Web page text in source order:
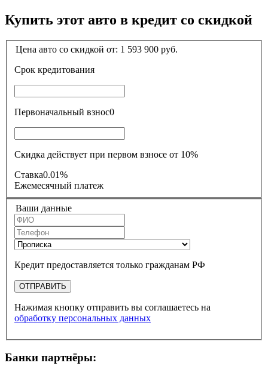
Купить этот авто в кредит со скидкой
Цена авто со скидкой от: 1 593 900 руб.
Срок кредитования
Первоначальный взнос0
Скидка действует при первом взносе от 10%
Ставка0.01%
Ежемесячный платеж
Ваши данные
Кредит предоставляется только гражданам РФ
ОТПРАВИТЬ
Нажимая кнопку отправить вы соглашаетесь на
обработку персональных данных
Банки партнёры: